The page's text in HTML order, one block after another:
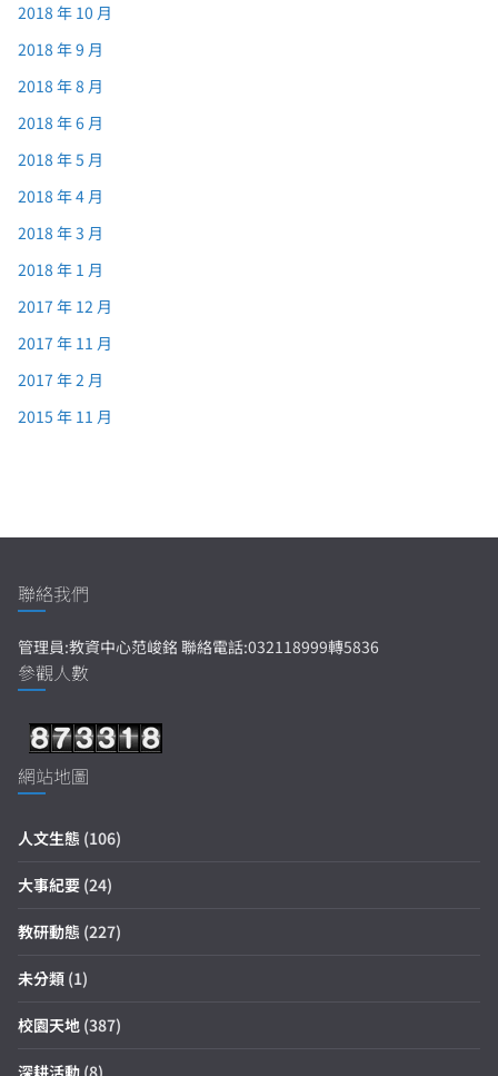
2018 年 10 月
2018 年 9 月
2018 年 8 月
2018 年 6 月
2018 年 5 月
2018 年 4 月
2018 年 3 月
2018 年 1 月
2017 年 12 月
2017 年 11 月
2017 年 2 月
2015 年 11 月
聯絡我們
管理員:教資中心范峻銘 聯絡電話:032118999轉5836
參觀人數
網站地圖
人文生態 (106)
大事紀要 (24)
教研動態 (227)
未分類 (1)
校園天地 (387)